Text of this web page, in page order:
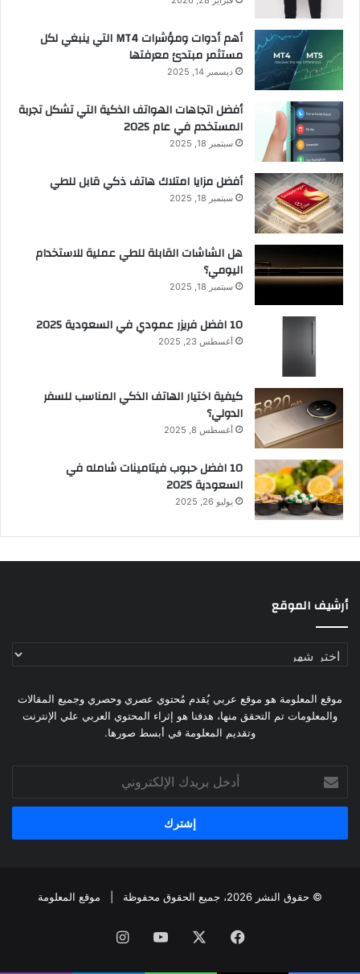
أهم أدوات ومؤشرات MT4 التي ينبغي لكل
مستثمر مبتدئ معرفتها
ديسمبر 14, 2025
أفضل اتجاهات الهواتف الذكية التي تشكل تجربة
المستخدم في عام 2025
سبتمبر 18, 2025
أفضل مزايا امتلاك هاتف ذكي قابل للطي
سبتمبر 18, 2025
هل الشاشات القابلة للطي عملية للاستخدام
اليومي؟
سبتمبر 18, 2025
10 افضل فريزر عمودي​ في السعودية​ 2025
أغسطس 23, 2025
كيفية اختيار الهاتف الذكي المناسب للسفر
الدولي؟
أغسطس 8, 2025
10 افضل حبوب فيتامينات شامله​ في
السعودية 2025
يوليو 26, 2025
أرشيف الموقع
أرشيف
موقع المعلومة هو موقع عربي يُقدم مُحتوي عصري وحصري وجميع المقالات
والمعلومات تم التحقق منها، هدفنا هو إثراء المحتوي العربي علي الإنترنت
وتقديم المعلومة في أبسط صورها.
بريدك
الإلكتروني
© حقوق النشر 2026، جميع الحقوق محفوظة | موقع المعلومة
فيسبوك يوتيوبانستقرام